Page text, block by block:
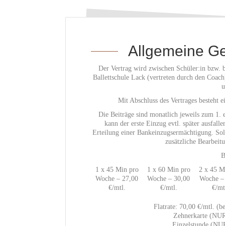
Allgemeine
Der Vertrag wird zwischen Schüler:in bzw.
Ballettschule Lack (vertreten durch den
Mit Abschluss des Vertrages besteht
Die Beiträge sind monatlich jeweils zum 1.
kann der erste Einzug evtl. später
Erteilung einer Bankeinzugsermächtigung.
zusätzliche
1 x 45 Min pro
Woche – 27,00
€/mtl.
1 x 60 Min pro
Woche – 30,00
€/mtl.
2 x 45
Woche
€/
Flatrate: 70,00 €/mtl.
Zehnerkarte